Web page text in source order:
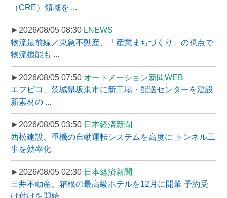
（CRE）領域を ...
►2026/08/05 08:30 LNEWS
物流最前線／東急不動産、「産業まちづくり」の視点で
物流機能も ...
►2026/08/05 07:50 オートメーション新聞WEB
エフピコ、茨城県坂東市に新工場・配送センターを建設
新素材の ...
►2026/08/05 03:50 日本経済新聞
西松建設、重機の自動運転システムを高度に トンネル工
事を効率化
►2026/08/05 02:30 日本経済新聞
三井不動産、箱根の最高級ホテルを12月に開業 予約受
け付けを開始